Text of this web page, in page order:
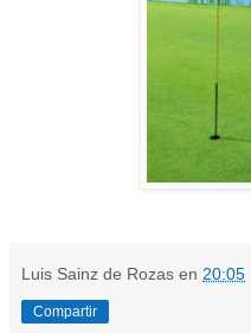
Luis Sainz de Rozas en 20:05
Compartir